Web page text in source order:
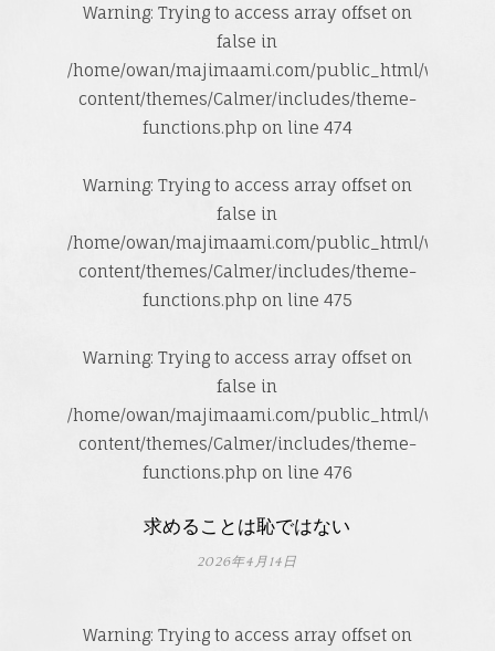
Warning: Trying to access array offset on
false in
/home/owan/majimaami.com/public_html/wp-
content/themes/Calmer/includes/theme-
functions.php on line 474
Warning: Trying to access array offset on
false in
/home/owan/majimaami.com/public_html/wp-
content/themes/Calmer/includes/theme-
functions.php on line 475
Warning: Trying to access array offset on
false in
/home/owan/majimaami.com/public_html/wp-
content/themes/Calmer/includes/theme-
functions.php on line 476
求めることは恥ではない
2026年4月14日
Warning: Trying to access array offset on